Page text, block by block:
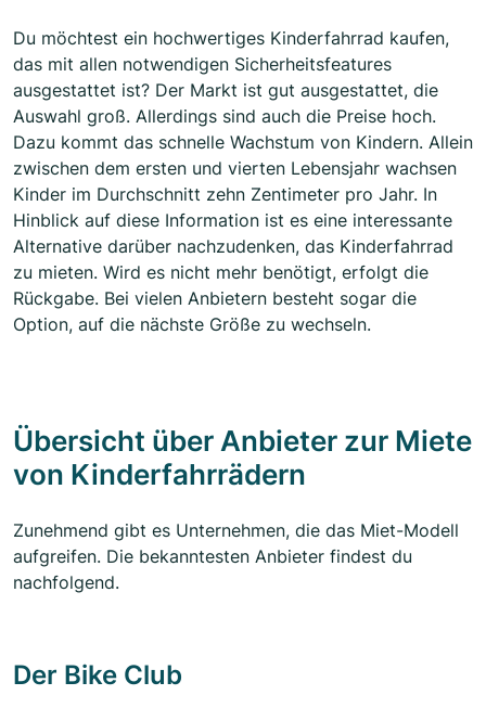
Du möchtest ein hochwertiges Kinderfahrrad kaufen,
das mit allen notwendigen Sicherheitsfeatures
ausgestattet ist? Der Markt ist gut ausgestattet, die
Auswahl groß. Allerdings sind auch die Preise hoch.
Dazu kommt das schnelle Wachstum von Kindern. Allein
zwischen dem ersten und vierten Lebensjahr wachsen
Kinder im Durchschnitt zehn Zentimeter pro Jahr. In
Hinblick auf diese Information ist es eine interessante
Alternative darüber nachzudenken, das Kinderfahrrad
zu mieten. Wird es nicht mehr benötigt, erfolgt die
Rückgabe. Bei vielen Anbietern besteht sogar die
Option, auf die nächste Größe zu wechseln.
Übersicht über Anbieter zur Miete
von Kinderfahrrädern
Zunehmend gibt es Unternehmen, die das Miet-Modell
aufgreifen. Die bekanntesten Anbieter findest du
nachfolgend.
Der Bike Club